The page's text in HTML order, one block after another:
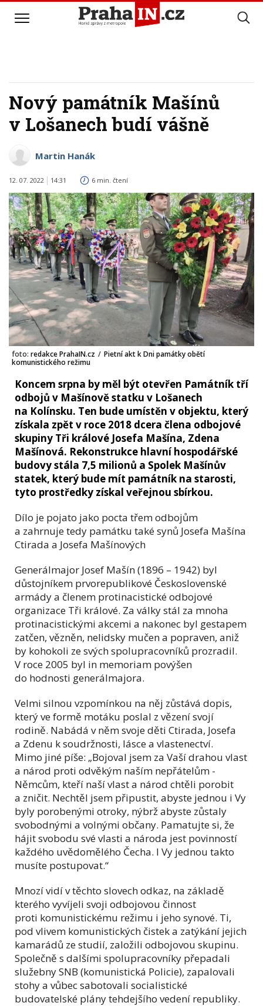
Nový památník Mašínů
v Lošanech budí vášně
Martin Hanák
12. 07. 2022 14:31 6 min. čtení
foto: redakce PrahaIN.cz / Pietní akt k Dni památky obětí
komunistického režimu
Koncem srpna by měl být otevřen Památník tří
odbojů v Mašínově statku v Lošanech
na Kolínsku. Ten bude umístěn v objektu, který
získala zpět v roce 2018 dcera člena odbojové
skupiny Tři králové Josefa Mašína, Zdena
Mašínová. Rekonstrukce hlavní hospodářské
budovy stála 7,5 milionů a Spolek Mašínův
statek, který bude mít památník na starosti,
tyto prostředky získal veřejnou sbírkou.
Dílo je pojato jako pocta třem odbojům
a zahrnuje tedy památku také synů Josefa Mašína
Ctirada a Josefa Mašínových
Generálmajor Josef Mašín (1896 – 1942) byl
důstojníkem prvorepublikové Československé
armády a členem protinacistické odbojové
organizace Tři králové. Za války stál za mnoha
protinacistickými akcemi a nakonec byl gestapem
zatčen, vězněn, nelidsky mučen a popraven, aniž
by kohokoli ze svých spolupracovníků prozradil.
V roce 2005 byl in memoriam povýšen
do hodnosti generálmajora.
Velmi silnou vzpomínkou na něj zůstává dopis,
který ve formě motáku poslal z vězení svojí
rodině. Nabádá v něm svoje děti Ctirada, Josefa
a Zdenu k soudržnosti, lásce a vlastenectví.
Mimo jiné píše: „Bojoval jsem za Vaší drahou vlast
a národ proti odvěkým naším nepřátelům -
Němcům, kteří naší vlast a národ chtěli porobit
a zničit. Nechtěl jsem připustit, abyste jednou i Vy
byly porobenými otroky, nýbrž abyste zůstaly
svobodnými a volnými občany. Pamatujte si, že
hájit svobodu své vlasti a národa jest povinností
každého uvědomělého Čecha. I Vy jednou takto
musíte postupovat.“
Mnozí vidí v těchto slovech odkaz, na základě
kterého vyvíjeli svoji odbojovou činnost
proti komunistickému režimu i jeho synové. Ti,
pod vlivem komunistických čistek a zatýkání jejich
kamarádů ze studií, založili odbojovou skupinu.
Společně s dalšími spolupracovníky přepadali
služebny SNB (komunistická Policie), zapalovali
stohy a vůbec sabotovali socialistické
budovatelské plány tehdejšího vedení republiky.